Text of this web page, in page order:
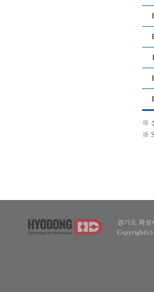
※
※
경기도 화성
Copyright(c)